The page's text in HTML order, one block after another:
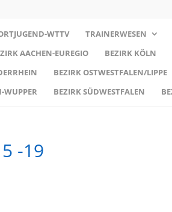
WTTV TRAINERWESEN
AACHEN-EUREGIO BEZIRK KÖLN
BEZIRK OSTWESTFALEN/LIPPE
WUPPER BEZIRK SÜDWESTFALEN
-19